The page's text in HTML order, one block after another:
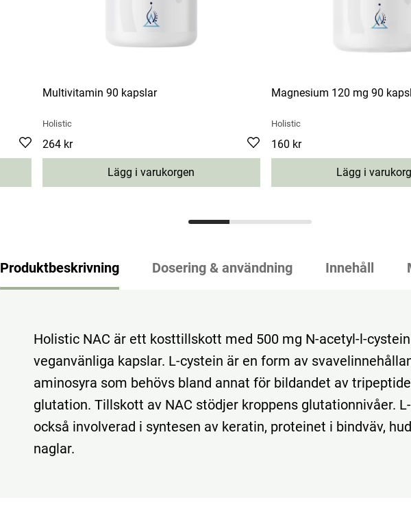
Multivitamin 90 kapslar
Holistic
Pris :264 kr
264 kr
Lägg i varukorgen
Magnesium 120 mg 90
Holistic
Pris :160 kr
160 kr
Lägg i
Produktbeskrivning Dosering & användning Innehåll
Holistic NAC är ett kosttillskott med 500 mg N-acetyl-l-
veganvänliga kapslar. L-cystein är en form av
aminosyra som behövs bland annat för bildandet av
glutation. Tillskott av NAC stödjer kroppens glutationnivåer.
också involverad i syntesen av keratin, proteinet i bindväv,
naglar.